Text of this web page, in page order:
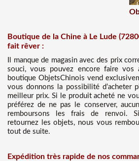
Boutique de la Chine à Le Lude
fait rêver :
Il manque de magasin avec des prix
souci, vous pouvez encore faire vos
boutique ObjetsChinois vend
vous donnons la possibilité d’acheter
meilleur prix. Si le produit acheté ne
préférez de ne pas le conserver,
remboursons les frais de renvoi.
retournez les objets, nous vous
tout de suite.
Expédition très rapide de nos